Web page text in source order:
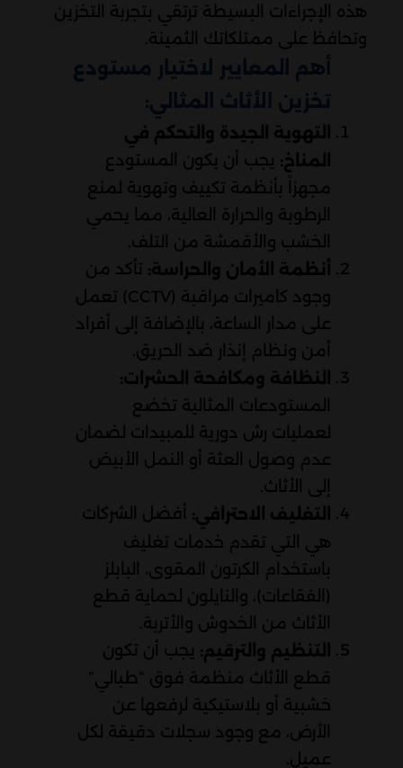
هذه الإجراءات البسيطة ترتقي بتجربة التخزين
وتحافظ على ممتلكاتك الثمينة.
أهم المعايير لاختيار مستودع
تخزين الأثاث المثالي:
التهوية الجيدة والتحكم في
المناخ: يجب أن يكون المستودع
مجهزاً بأنظمة تكييف وتهوية لمنع
الرطوبة والحرارة العالية، مما يحمي
الخشب والأقمشة من التلف.
أنظمة الأمان والحراسة: تأكد من
وجود كاميرات مراقبة (CCTV) تعمل
على مدار الساعة، بالإضافة إلى أفراد
أمن ونظام إنذار ضد الحريق.
النظافة ومكافحة الحشرات:
المستودعات المثالية تخضع
لعمليات رش دورية للمبيدات لضمان
عدم وصول العثة أو النمل الأبيض
إلى الأثاث.
التغليف الاحترافي: أفضل الشركات
هي التي تقدم خدمات تغليف
باستخدام الكرتون المقوى، البابلز
(الفقاعات)، والنايلون لحماية قطع
الأثاث من الخدوش والأتربة.
التنظيم والترقيم: يجب أن تكون
قطع الأثاث منظمة فوق “طبالي”
خشبية أو بلاستيكية لرفعها عن
الأرض، مع وجود سجلات دقيقة لكل
عميل.